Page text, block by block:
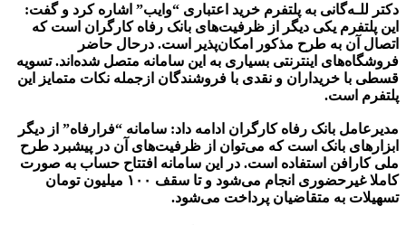
دکتر للـه‌گانی به پلتفرم خرید اعتباری “وایب” اشاره کرد و گفت:
این پلتفرم یکی دیگر از ظرفیت‌های بانک رفاه کارگران است که
اتصال آن به طرح مذکور امکان‌پذیر است. درحال حاضر
فروشگاه‌های اینترنتی بسیاری به این سامانه متصل شده‌اند. تسویه
قسطی با خریداران و نقدی با فروشندگان ازجمله نکات متمایز این
پلتفرم است.
مدیرعامل بانک رفاه کارگران ادامه داد: سامانه “فرارفاه” از دیگر
ابزارهای بانک است که می‌توان از ظرفیت‌های آن در پیشبرد طرح
ملی کارافن استفاده است. در این سامانه افتتاح حساب به صورت
کاملا غیرحضوری انجام می‌شود و تا سقف ۱۰۰ میلیون تومان
تسهیلات به متقاضیان پرداخت می‌شود.